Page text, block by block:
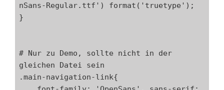
nSans-Regular.ttf') format('truetype');
}
# Nur zu Demo, sollte nicht in der
gleichen Datei sein
.main-navigation-link{